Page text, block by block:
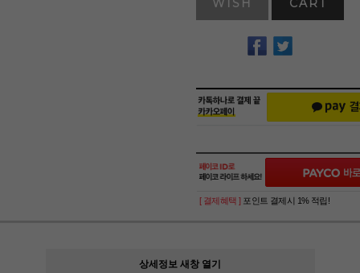
WISH CART
[ 결제혜택 ] 포인트 결제시 1% 적립!
상세정보 새창 열기